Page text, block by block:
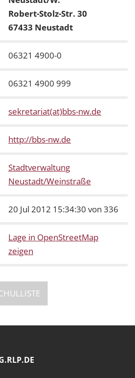
Robert-Stolz-Str. 30
67433 Neustadt
06321 4900-0
06321 4900 999
sekretariat(at)bbs-nw.de
http://bbs-nw.de
Stadtverwaltung
Neustadt/Weinstraße
20 Jul 2012 15:34:30 von 336
Lage in OpenStreetMap
zeigen